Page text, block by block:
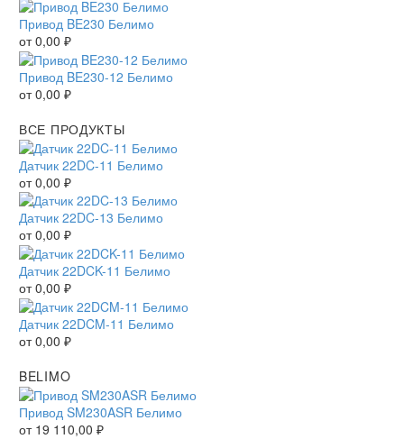
Привод BE230 Белимо
от0,00 ₽
Привод BE230-12 Белимо
от0,00 ₽
ВСЕ ПРОДУКТЫ
Датчик 22DC-11 Белимо
от0,00 ₽
Датчик 22DC-13 Белимо
от0,00 ₽
Датчик 22DCK-11 Белимо
от0,00 ₽
Датчик 22DCM-11 Белимо
от0,00 ₽
BELIMO
Привод SM230ASR Белимо
от 19 110,00 ₽